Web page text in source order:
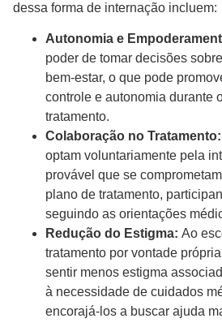
dessa forma de internação incluem:
Autonomia e
poder de tomar decisões
bem-estar, o que pode
controle e autonomia durante
tratamento.
Colaboração no Tratamento:
optam voluntariamente pela
provável que se
plano de tratamento,
seguindo as orientações
Redução do Estigma: Ao
tratamento por vontade
sentir menos estigma
à necessidade de cuidados
encorajá-los a buscar ajuda